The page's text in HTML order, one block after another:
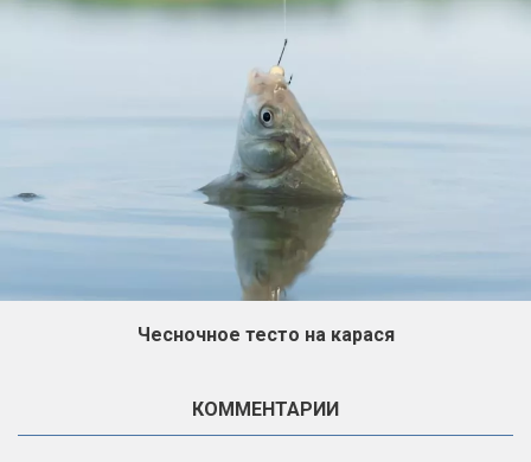
Чесночное тесто на карася
КОММЕНТАРИИ